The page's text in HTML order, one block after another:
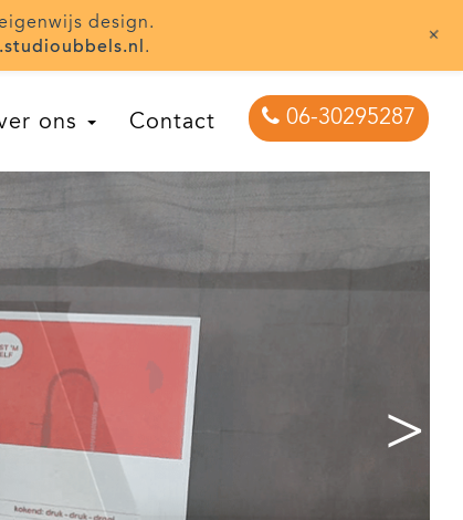
ons Contact 06-30295287
>
design.
.
+